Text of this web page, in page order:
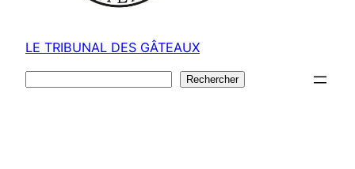
LE TRIBUNAL DES GÂTEAUX
Rechercher